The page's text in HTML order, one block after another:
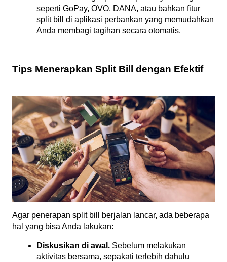
seperti GoPay, OVO, DANA, atau bahkan fitur
split bill di aplikasi perbankan yang memudahkan
Anda membagi tagihan secara otomatis.
Tips Menerapkan Split Bill dengan Efektif
Agar penerapan split bill berjalan lancar, ada beberapa
hal yang bisa Anda lakukan:
Diskusikan di awal. Sebelum melakukan
aktivitas bersama, sepakati terlebih dahulu